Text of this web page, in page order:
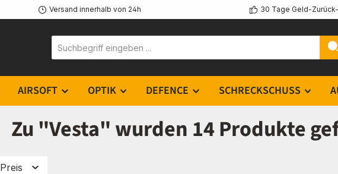
Versand innerhalb von 24h 30 Tage Geld-
AIRSOFT OPTIK DEFENCE SCHRECKSCHUSS
Zu "Vesta" wurden 14 Produkte
Preis